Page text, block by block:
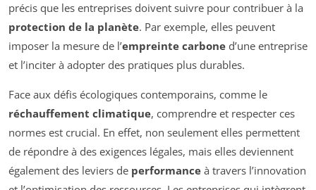
précis que les entreprises doivent suivre pour contribuer à la
protection de la planète. Par exemple, elles peuvent
imposer la mesure de l’empreinte carbone d’une entreprise
et l’inciter à adopter des pratiques plus durables.
Face aux défis écologiques contemporains, comme le
réchauffement climatique, comprendre et respecter ces
normes est crucial. En effet, non seulement elles permettent
de répondre à des exigences légales, mais elles deviennent
également des leviers de performance à travers l’innovation